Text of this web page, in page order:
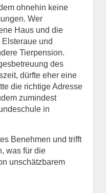
ohnehin keine
Wer
Haus und die
und
Tierpension.
des
dürfte eher eine
die richtige Adresse
zumindest
in
Benehmen und trifft
was für die
unschätzbarem